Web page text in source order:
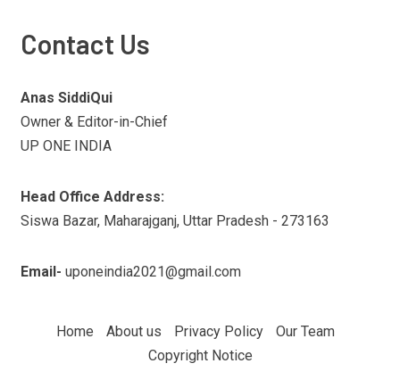
Contact Us
Anas SiddiQui
Owner & Editor-in-Chief
UP ONE INDIA
Head Office Address:
Siswa Bazar, Maharajganj, Uttar Pradesh - 273163
Email- uponeindia2021@gmail.com
Home About us Privacy Policy
Our Team
Copyright Notice